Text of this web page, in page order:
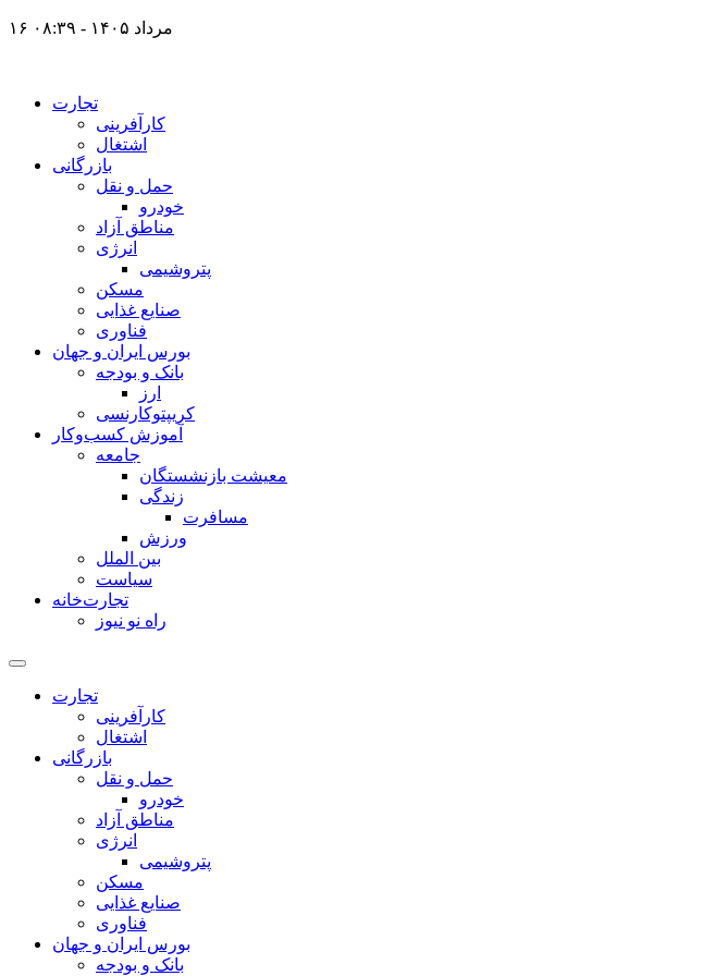
۱۶ مرداد ۱۴۰۵ - ۰۸:۳۹
تجارت
کارآفرینی
اشتغال
بازرگانی
حمل و نقل
خودرو
مناطق آزاد
انرژی
پتروشیمی
مسکن
صنایع غذایی
فناوری
بورس ایران و جهان
بانک و بودجه
ارز
کریپتوکارنسی
آموزش کسب‌وکار
جامعه
معیشت بازنشستگان
زندگی
مسافرت
ورزش
بین الملل
سیاست
تجارت‌خانه
راه نو نیوز
تجارت
کارآفرینی
اشتغال
بازرگانی
حمل و نقل
خودرو
مناطق آزاد
انرژی
پتروشیمی
مسکن
صنایع غذایی
فناوری
بورس ایران و جهان
بانک و بودجه